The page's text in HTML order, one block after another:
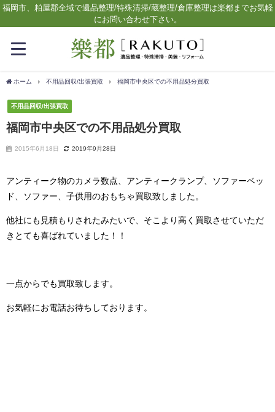
福岡市、粕屋郡全域で遺品整理/特殊清掃/蔵整理/倉庫整理は楽都までお気軽
にお問い合わせ下さい。
ホーム 不用品回収/出張買取 福岡市中央区での不用品処分買取
不用品回収/出張買取
福岡市中央区での不用品処分買取
2015年6月18日 2019年9月28日
アンティーク物のカメラ数点、アンティークランプ、ソファーベッ
ド、ソファー、子供用のおもちゃ買取致しました。
他社にも見積もりされたみたいで、そこより高く買取させていただ
きとても喜ばれていました！！
一点からでも買取致します。
お気軽にお電話お待ちしております。